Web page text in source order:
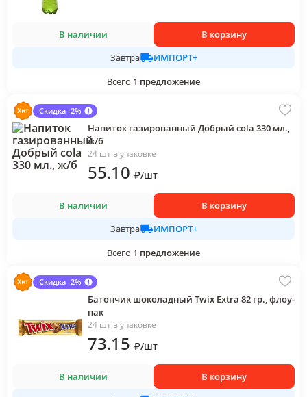
В наличии
В корзину
Завтра
ИМПОРТ+
Всего 1 предложение
Скидка -2%
Напиток газированный Добрый cola 330 мл.,
ж/б
24 шт в упаковке
55.10 ₽/шт
В наличии
В корзину
Завтра
ИМПОРТ+
Всего 1 предложение
Скидка -2%
Батончик шоколадный Twix Extra 82 гр., флоу-
пак
24 шт в упаковке
73.15 ₽/шт
В наличии
В корзину